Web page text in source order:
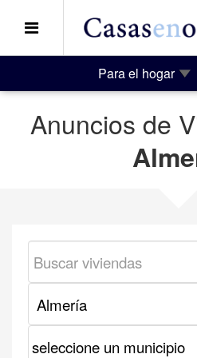
Para el hogar
Anuncios de